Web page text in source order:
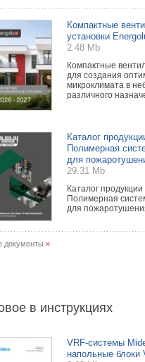
Компактные
установки
2.48 Mb
Компактные
для создания
микроклимата в
различного
Каталог
Полимерная
для
29.31 Mb
Каталог
Полимерная
для
документы »
в инструкциях
VRF-системы
напольные блоки